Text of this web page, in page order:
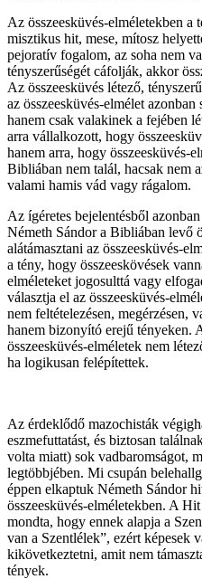
Az összeesküvés-elméletekben
misztikus hit, mese, mítosz
pejoratív fogalom, az soha nem
tényszerűségét cáfolják, akkor
Az összeesküvés létező,
az összeesküvés-elmélet
hanem csak valakinek a fejében
arra vállalkozott, hogy
hanem arra, hogy összeesküvés-
Bibliában nem talál, hacsak nem
valami hamis vád vagy rágalom.
Az ígéretes bejelentésből
Németh Sándor a Bibliában levő
alátámasztani az összeesküvés-
a tény, hogy összeeskövések
elméleteket jogosulttá vagy
választja el az összeesküvés-
nem feltételezésen, megérzésen,
hanem bizonyító erejű tényeken.
összeesküvés-elméletek nem
ha logikusan felépítettek.
Az érdeklődő mazochisták
eszmefuttatást, és biztosan
volta miatt) sok vadbaromságot,
legtöbbjében. Mi csupán
éppen elkaptuk Németh Sándor
összeesküvés-elméletekben. A
mondta, hogy ennek alapja a
van a Szentlélek”, ezért képesek
kikövetkeztetni, amit nem
tények.